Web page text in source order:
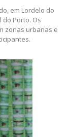
em Lordelo do
do Porto. Os
zonas urbanas e